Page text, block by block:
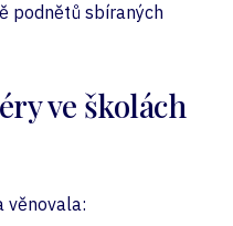
podnětů sbíraných
ve školách
věnovala: